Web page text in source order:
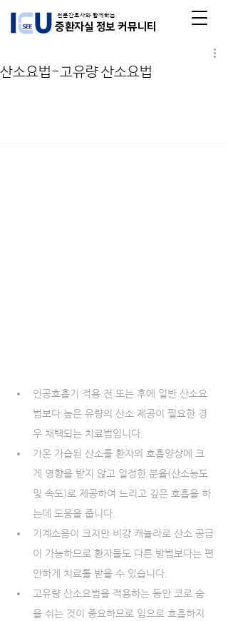
전문간호사와 함께하는
중환자실 정보 커뮤니티
산소요법-고유량 산소요법
인공호흡기 적용 전 또는 후에 일반 산소요
법보다 높은 유량의 산소 제공이 필요한 경
우 채택되는 치료법입니다.
가온 가습된 산소를 환자의 호흡양상에 크
게 영향을 받지 않고 일정한 분율(산소농도
및 속도)로 제공하여 느리고 깊은 호흡을 하
는데 도움을 줍니다.
기계소음이 크지만 비강 캐뉼라로 산소 공급
이 가능하므로 환자들도 다른 방법보다는 편
안하게 치료를 받을 수 있습니다.
고유량 산소요법을 적용하는 동안 코로 숨
을 쉬는 것이 중요하므로 입으로 호흡하지